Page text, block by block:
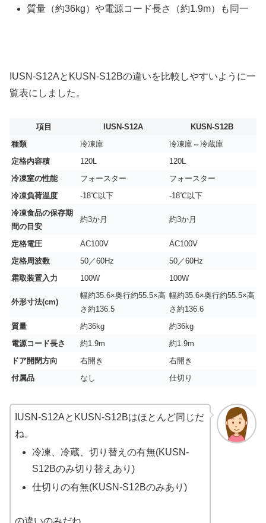
質量（約36kg）や電源コード長さ（約1.9m）も同一
IUSN-S12AとKUSN-S12Bの違いを比較しやすいように一
覧表にしました。
項目 IUSN-S12A
KUSN-S12B
種類
冷凍庫
冷凍庫⇔冷蔵庫
定格内容積
120L
120L
冷凍室の性能
フォースター
フォースター
冷凍負荷温度
-18℃以下
-18℃以下
冷凍食品の保存期
間の目安
約3か月 約3か月
定格電圧 AC100V
AC100V
定格周波数
50／60Hz
50／60Hz
霜取装置入力
100W 100W
外形寸法(cm)
幅約35.6×奥行約55.5×高
さ約136.5
幅約35.6×奥行約55.5×高
さ約136.6
質量
約36kg
約36kg
電源コード長さ
約1.9m
約1.9m
ドア開閉方向
右開き
右開き
付属品
なし 仕切り
IUSN-S12AとKUSN-S12Bはほとんど同じだ
ね。
冷凍、冷蔵、切り替えの有無(KUSN-
S12Bのみ切り替えあり)
仕切りの有無(KUSN-S12Bのみあり)